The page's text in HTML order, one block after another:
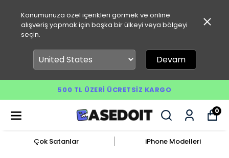
Konumunuza özel içerikleri görmek ve online
alışveriş yapmak için başka bir ülkeyi veya bölgeyi
seçin.
Devam
500 TL ÜZERI ÜCRETSIZ KARGO
0
Çok Satanlar iPhone Modelleri